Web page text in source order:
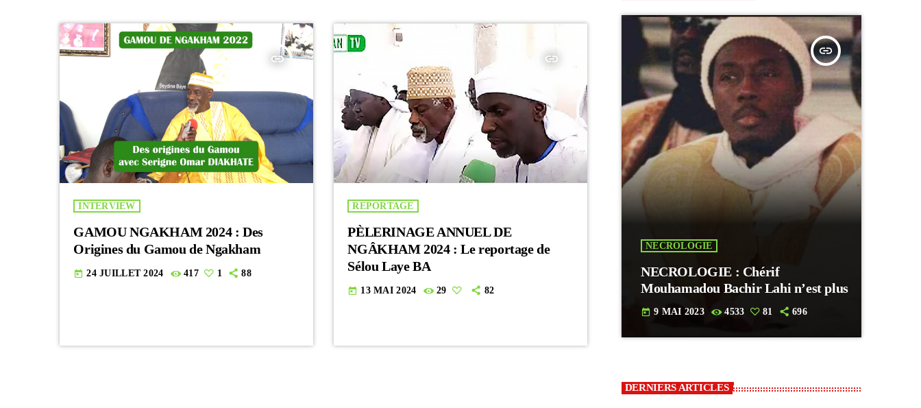
insert_link
INTERVIEW
GAMOU NGAKHAM 2024 : Des
Origines du Gamou de Ngakham
today 24 JUILLET 2024 417 1 88
insert_link
REPORTAGE
PÈLERINAGE ANNUEL DE
NGÂKHAM 2024 : Le reportage de
Sélou Laye BA
today 13 MAI 2024 29 82
insert_link
NECROLOGIE
NECROLOGIE : Chérif
Mouhamadou Bachir Lahi n’est plus
today 9 MAI 2023 4533 81 696
DERNIERS ARTICLES